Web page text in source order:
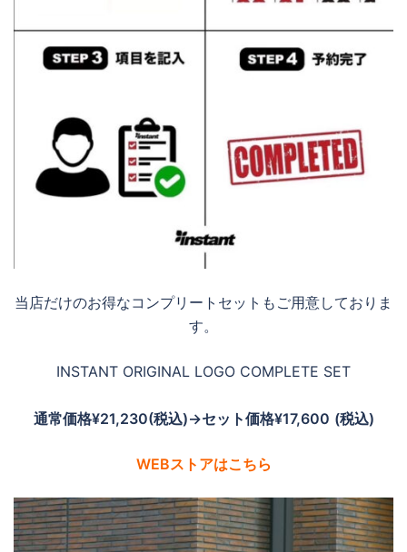
当店だけのお得なコンプリートセットもご用意しておりま
す。
INSTANT ORIGINAL LOGO COMPLETE SET
通常価格¥21,230(税込)→セット価格¥17,600 (税込)
WEBストアはこちら